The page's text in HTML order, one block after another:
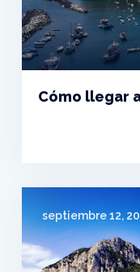
Cómo llegar
septiembre 12,